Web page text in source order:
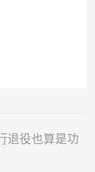
退役也算是功